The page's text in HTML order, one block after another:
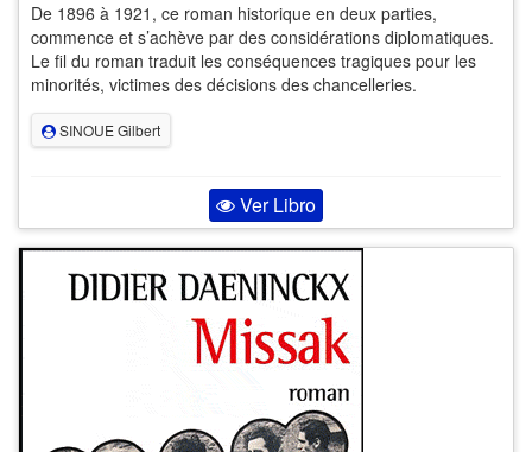
De 1896 à 1921, ce roman historique en deux parties,
commence et s’achève par des considérations diplomatiques.
Le fil du roman traduit les conséquences tragiques pour les
minorités, victimes des décisions des chancelleries.
SINOUE Gilbert
Ver Libro